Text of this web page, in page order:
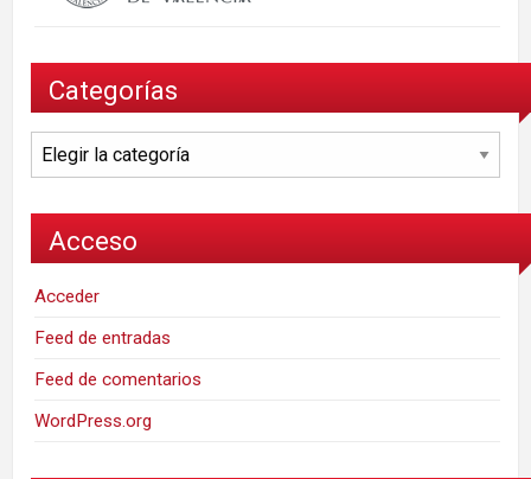
Categorías
Categorías
Acceso
Acceder
Feed de entradas
Feed de comentarios
WordPress.org